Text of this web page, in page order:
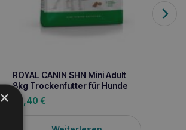
ROYAL CANIN SHN Mini Adult
8kg Trockenfutter für Hunde
53,40 €
×